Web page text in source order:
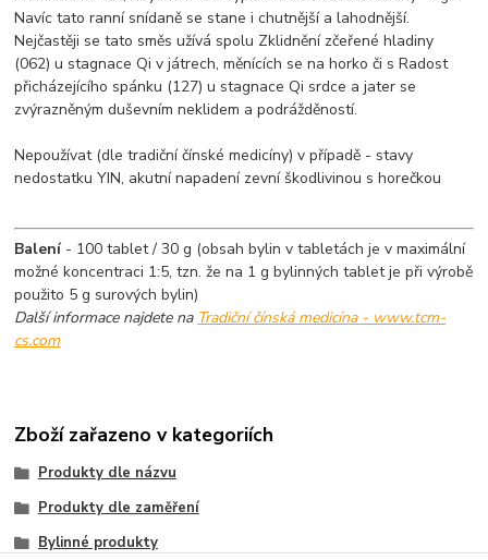
Navíc tato ranní snídaně se stane i chutnější a lahodnější.
Nejčastěji se tato směs užívá spolu Zklidnění zčeřené hladiny
(062) u stagnace Qi v játrech, měnících se na horko či s Radost
přicházejícího spánku (127) u stagnace Qi srdce a jater se
zvýrazněným duševním neklidem a podrážděností.
Nepoužívat (dle tradiční čínské medicíny) v případě - stavy
nedostatku YIN, akutní napadení zevní škodlivinou s horečkou
Balení- 100 tablet / 30 g (obsah bylin v tabletách je v maximální
možné koncentraci 1:5, tzn. že na 1 g bylinných tablet je při výrobě
použito 5 g surových bylin)
Další informace najdete na Tradiční čínská medicína - www.tcm-
cs.com
Zboží zařazeno v kategoriích
Produkty dle názvu
Produkty dle zaměření
Bylinné produkty